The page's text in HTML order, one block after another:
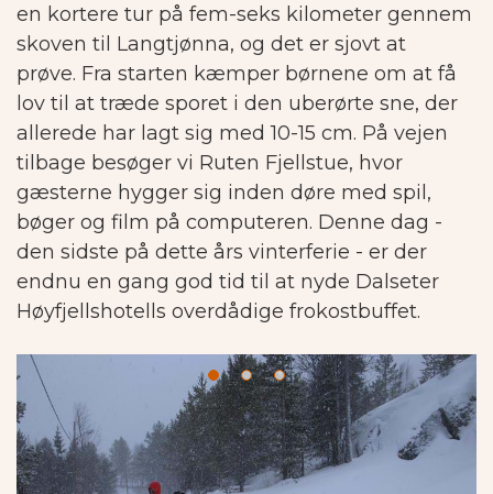
en kortere tur på fem-seks kilometer gennem
skoven til Langtjønna, og det er sjovt at
prøve. Fra starten kæmper børnene om at få
lov til at træde sporet i den uberørte sne, der
allerede har lagt sig med 10-15 cm. På vejen
tilbage besøger vi Ruten Fjellstue, hvor
gæsterne hygger sig inden døre med spil,
bøger og film på computeren. Denne dag -
den sidste på dette års vinterferie - er der
endnu en gang god tid til at nyde Dalseter
Høyfjellshotells overdådige frokostbuffet.